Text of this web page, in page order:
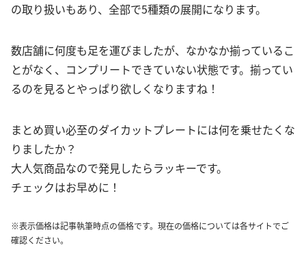
の取り扱いもあり、全部で5種類の展開になります。
数店舗に何度も足を運びましたが、なかなか揃っているこ
とがなく、コンプリートできていない状態です。揃ってい
るのを見るとやっぱり欲しくなりますね！
まとめ買い必至のダイカットプレートには何を乗せたくな
りましたか？
大人気商品なので発見したらラッキーです。
チェックはお早めに！
※表示価格は記事執筆時点の価格です。現在の価格については各サイトでご
確認ください。